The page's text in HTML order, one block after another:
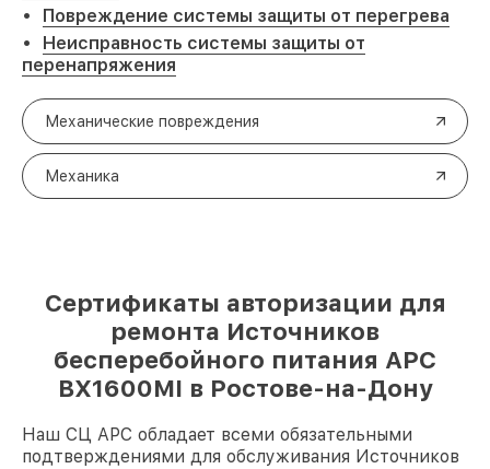
Повреждение системы защиты от перегрева
Неисправность системы защиты от
перенапряжения
Механические повреждения
Механика
Сертификаты авторизации для
ремонта Источников
бесперебойного питания APC
BX1600MI в Ростове-на-Дону
Наш СЦ APC обладает всеми обязательными
подтверждениями для обслуживания Источников